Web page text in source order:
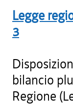
Legge
3
bilancio
Regione